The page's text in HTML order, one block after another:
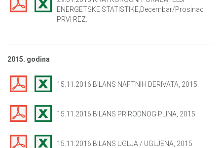
ENERGETSKE STATISTIKE,Decembar/Prosinac
PRVI REZ.
2015. godina
15.11.2016 BILANS NAFTNIH DERIVATA, 2015.
15.11.2016 BILANS PRIRODNOG PLINA, 2015.
15.11.2016 BILANS UGLJA / UGLJENA, 2015.